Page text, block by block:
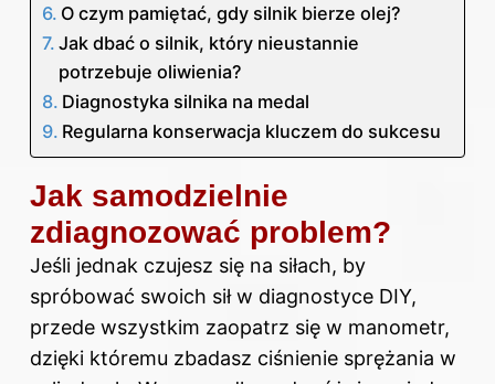
O czym pamiętać, gdy silnik bierze olej?
Jak dbać o silnik, który nieustannie
potrzebuje oliwienia?
Diagnostyka silnika na medal
Regularna konserwacja kluczem do sukcesu
Jak samodzielnie
zdiagnozować problem?
Jeśli jednak czujesz się na siłach, by
spróbować swoich sił w diagnostyce DIY,
przede wszystkim zaopatrz się w manometr,
dzięki któremu zbadasz ciśnienie sprężania w